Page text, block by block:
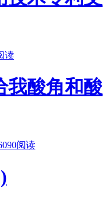
读
我酸角和酸
阅读